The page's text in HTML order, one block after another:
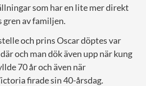
som har en lite mer direkt
av familjen.
och prins Oscar döptes var
och man dök även upp när kung
70 år och även när
firade sin 40-årsdag.